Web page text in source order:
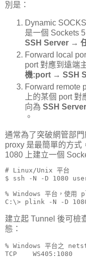
別是：
Dynamic
是一個 Sockets
SSH Server →
Forward local
port 對應到遠端
機:port → SSH
Forward remote
上的某個 port
向為 SSH
。
通常為了突破網管部
proxy 是最簡單的方式
1080 上建立一個
# Linux/Unix 平台
$ ssh -N -D 1080
% Windows 平台，使用
C:\> plink -N -D 1080
建立起 Tunnel 後可檢
態：
% Windows 平台之
TCP